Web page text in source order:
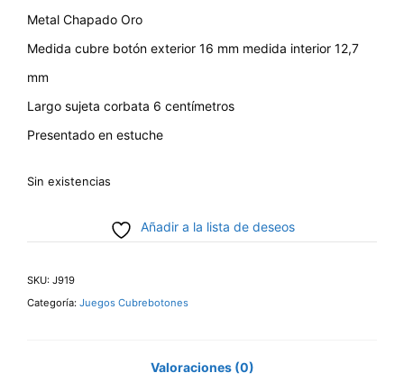
Metal Chapado Oro
Medida cubre botón exterior 16 mm medida interior 12,7
mm
Largo sujeta corbata 6 centímetros
Presentado en estuche
Sin existencias
Añadir a la lista de deseos
SKU: J919
Categoría: Juegos Cubrebotones
Valoraciones (0)